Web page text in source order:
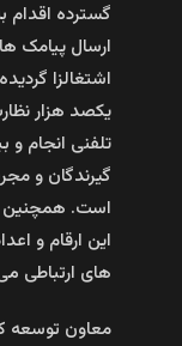
گسترده اقدام
ارسال پیامک‌
تلفنی انجام و
گیرندگان و
این ارقام و
های ارتباطی
معاون توسعه